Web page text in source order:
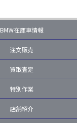
BMW在庫車情報
注文販売
買取査定
特別作業
店舗紹介